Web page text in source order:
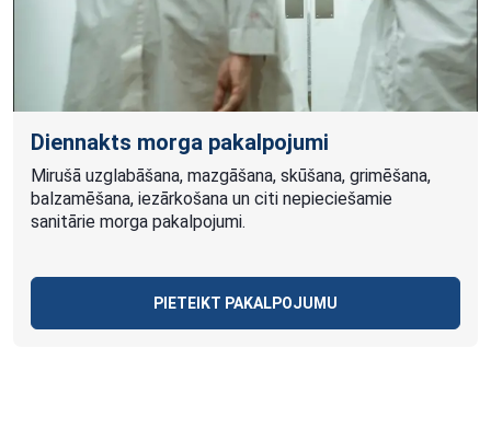
Diennakts morga pakalpojumi
Mirušā uzglabāšana, mazgāšana, skūšana, grimēšana,
balzamēšana, iezārkošana un citi nepieciešamie
sanitārie morga pakalpojumi.
PIETEIKT PAKALPOJUMU